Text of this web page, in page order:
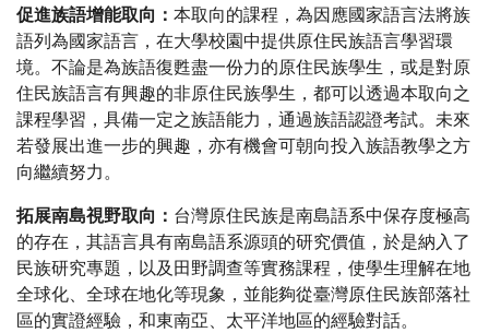
促進族語增能取向： 本取向的課程，為因應國家語言法將族
語列為國家語言，在大學校園中提供原住民族語言學習環
境。不論是為族語復甦盡一份力的原住民族學生，或是對原
住民族語言有興趣的非原住民族學生，都可以透過本取向之
課程學習，具備一定之族語能力，通過族語認證考試。未來
若發展出進一步的興趣，亦有機會可朝向投入族語教學之方
向繼續努力。
拓展南島視野取向： 台灣原住民族是南島語系中保存度極高
的存在，其語言具有南島語系源頭的研究價值，於是納入了
民族研究專題，以及田野調查等實務課程，使學生理解在地
全球化、全球在地化等現象，並能夠從臺灣原住民族部落社
區的實證經驗，和東南亞、太平洋地區的經驗對話。